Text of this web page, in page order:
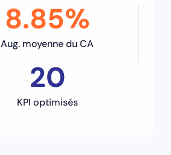
8.85%
Aug. moyenne du CA
20
KPI optimisés